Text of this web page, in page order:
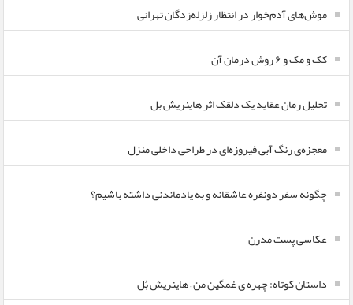
موش‌های آدم‌خوار در انتظار زلزله‌زدگان تهرانی
کک و مک و ۶ روش درمان آن
تحلیل رمان عقاید یک دلقک اثر هاینریش بل
معجزه‌ی رنگ آبی فیروزه‌ای در طراحی داخلی منزل
چگونه سفر دونفره عاشقانه و به یادماندنی داشته باشیم؟
عکاسی پست مدرن
داستان کوتاه: چهره ی غمگین من – هاینریش بُل